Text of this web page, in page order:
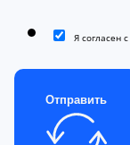
Я согласен с
Отправить